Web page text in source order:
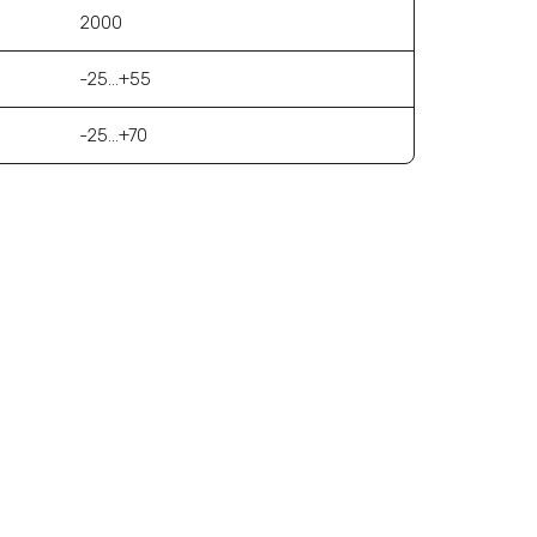
2000
-25…+55
-25…+70